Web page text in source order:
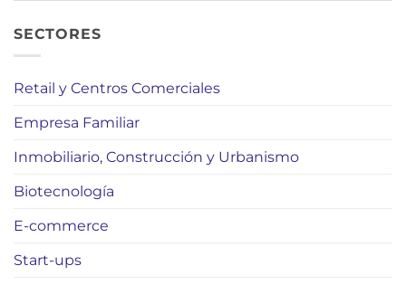
SECTORES
Retail y Centros Comerciales
Empresa Familiar
Inmobiliario, Construcción y Urbanismo
Biotecnología
E-commerce
Start-ups